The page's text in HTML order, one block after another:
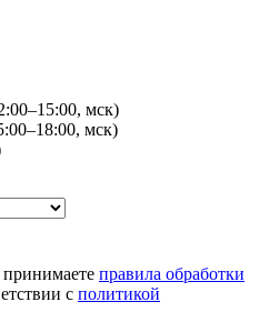
мск)
мск)
правила обработки
с политикой